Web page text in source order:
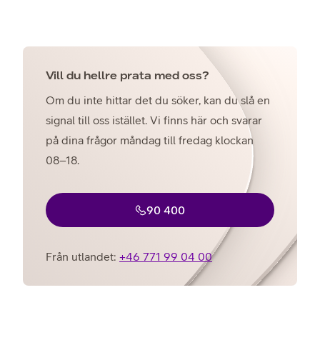
Vill du hellre prata med oss?
Om du inte hittar det du söker, kan du slå en
signal till oss istället. Vi finns här och svarar
på dina frågor måndag till fredag klockan
08–18.
90 400
Från utlandet: +46 771 99 04 00